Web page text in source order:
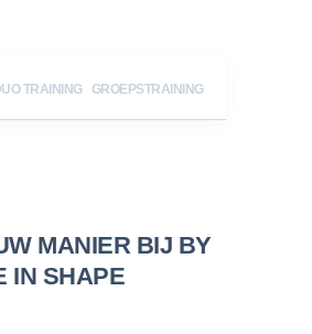
TRAINING GROEPSTRAINING
MANIER BIJ BY
IN SHAPE